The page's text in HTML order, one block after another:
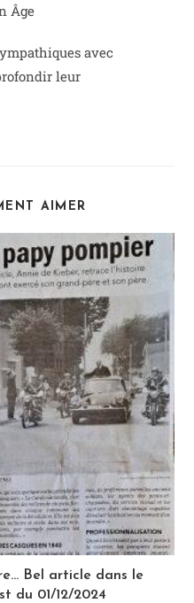
Âge
avec
leur
AIMER
Bel article dans le
du 01/12/2024